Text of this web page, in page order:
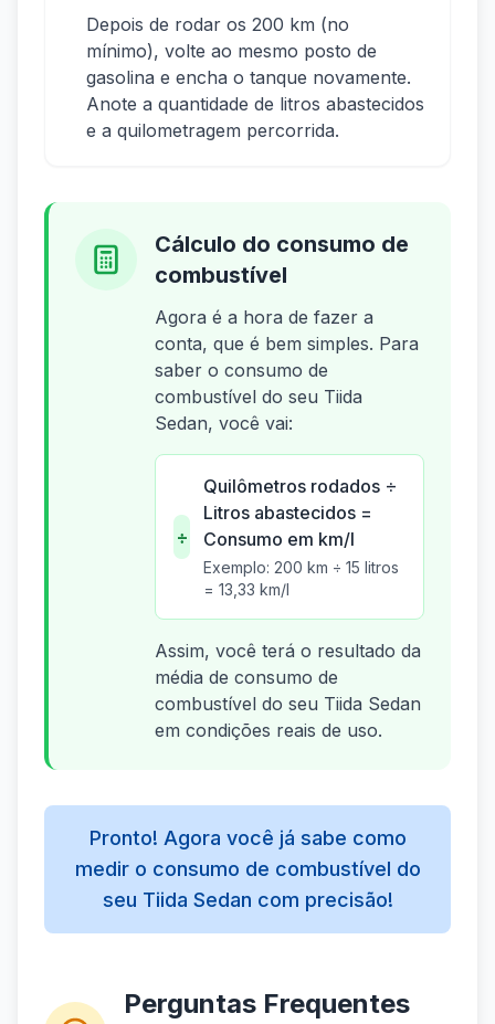
Depois de rodar os 200 km (no
mínimo), volte ao mesmo posto de
gasolina e encha o tanque novamente.
Anote a quantidade de litros abastecidos
e a quilometragem percorrida.
Cálculo do consumo de
combustível
Agora é a hora de fazer a
conta, que é bem simples. Para
saber o consumo de
combustível do seu Tiida
Sedan, você vai:
÷
Quilômetros rodados ÷
Litros abastecidos =
Consumo em km/l
Exemplo: 200 km ÷ 15 litros
= 13,33 km/l
Assim, você terá o resultado da
média de consumo de
combustível do seu Tiida Sedan
em condições reais de uso.
Pronto! Agora você já sabe como
medir o consumo de combustível do
seu Tiida Sedan com precisão!
Perguntas Frequentes